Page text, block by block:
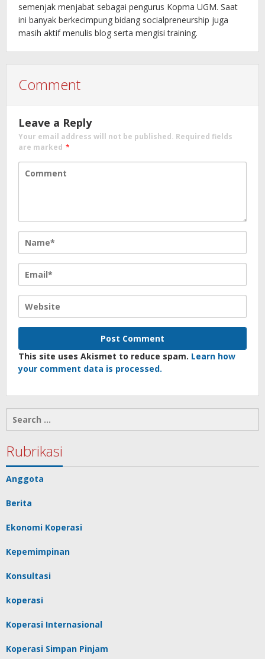
semenjak menjabat sebagai pengurus Kopma UGM. Saat
ini banyak berkecimpung bidang socialpreneurship juga
masih aktif menulis blog serta mengisi training.
Comment
Leave a Reply
Your email address will not be published. Required fields
are marked *
This site uses Akismet to reduce spam. Learn how
your comment data is processed.
for:
Rubrikasi
Anggota
Berita
Ekonomi Koperasi
Kepemimpinan
Konsultasi
koperasi
Koperasi Internasional
Koperasi Simpan Pinjam